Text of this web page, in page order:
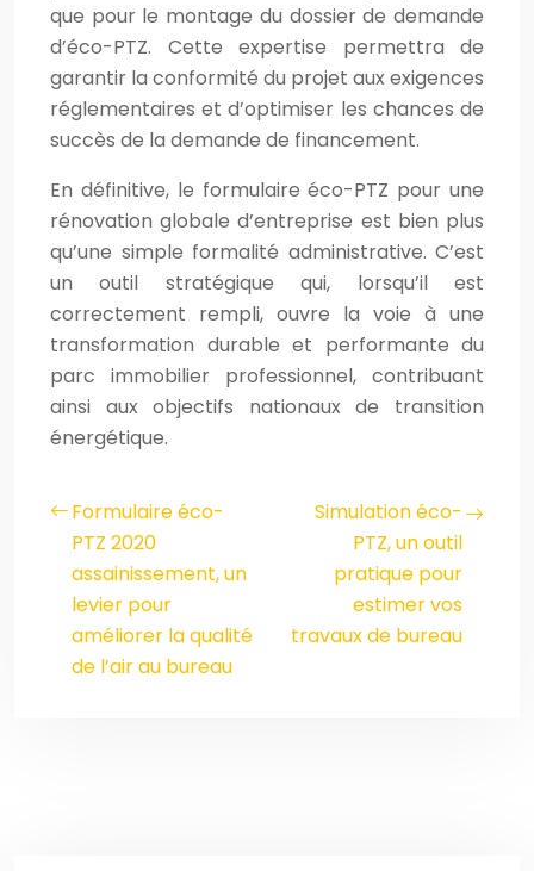
que pour le montage du dossier de demande
d’éco-PTZ. Cette expertise permettra de
garantir la conformité du projet aux exigences
réglementaires et d’optimiser les chances de
succès de la demande de financement.
En définitive, le formulaire éco-PTZ pour une
rénovation globale d’entreprise est bien plus
qu’une simple formalité administrative. C’est
un outil stratégique qui, lorsqu’il est
correctement rempli, ouvre la voie à une
transformation durable et performante du
parc immobilier professionnel, contribuant
ainsi aux objectifs nationaux de transition
énergétique.
Formulaire éco-
PTZ 2020
assainissement, un
levier pour
améliorer la qualité
de l’air au bureau
Simulation éco-
PTZ, un outil
pratique pour
estimer vos
travaux de bureau